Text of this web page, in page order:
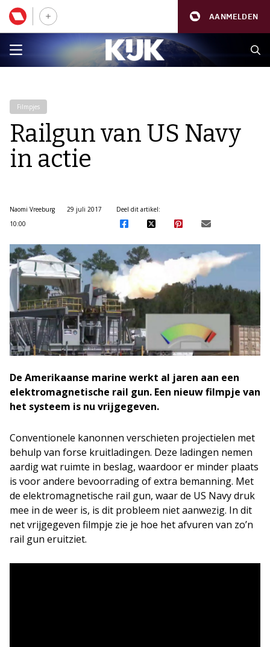
AANMELDEN
Filmpjes
Railgun van US Navy
in actie
Naomi Vreeburg
29 juli 2017
10:00
Deel dit artikel:
De Amerikaanse marine werkt al jaren aan een
elektromagnetische rail gun. Een nieuw filmpje van
het systeem is nu vrijgegeven.
Conventionele kanonnen verschieten projectielen met
behulp van forse kruitladingen. Deze ladingen nemen
aardig wat ruimte in beslag, waardoor er minder plaats
is voor andere bevoorrading of extra bemanning. Met
de elektromagnetische rail gun, waar de US Navy druk
mee in de weer is, is dit probleem niet aanwezig. In dit
net vrijgegeven filmpje zie je hoe het afvuren van zo’n
rail gun eruitziet.